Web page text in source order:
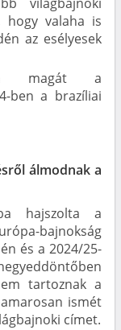
hogy valaha is
az esélyesek
magát a
ben a brazíliai
álmodnak a
hajszolta a
bajnokság
és a 2024/25-
tartoznak a
ismét
címet.